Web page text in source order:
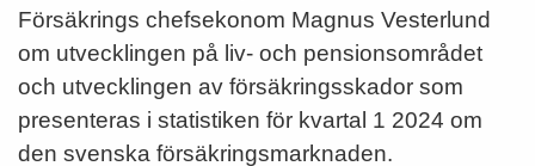
Försäkrings chefsekonom Magnus Vesterlund
om utvecklingen på liv- och pensionsområdet
och utvecklingen av försäkringsskador som
presenteras i statistiken för kvartal 1 2024 om
den svenska försäkringsmarknaden.